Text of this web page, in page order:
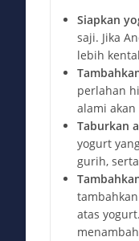
Siapkan
saji. Jika
lebih
perlahan
alami
Taburkan
yogurt
gurih,
atas